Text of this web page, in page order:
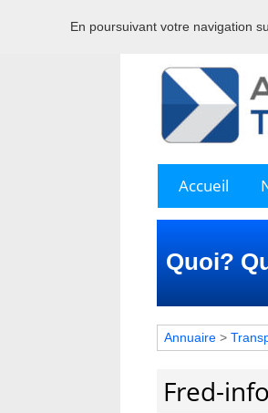
Accueil
Quoi?
Annuaire >
Fred-
En poursuivant votre navigation